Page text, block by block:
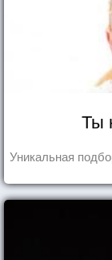
Ты
Уникальная